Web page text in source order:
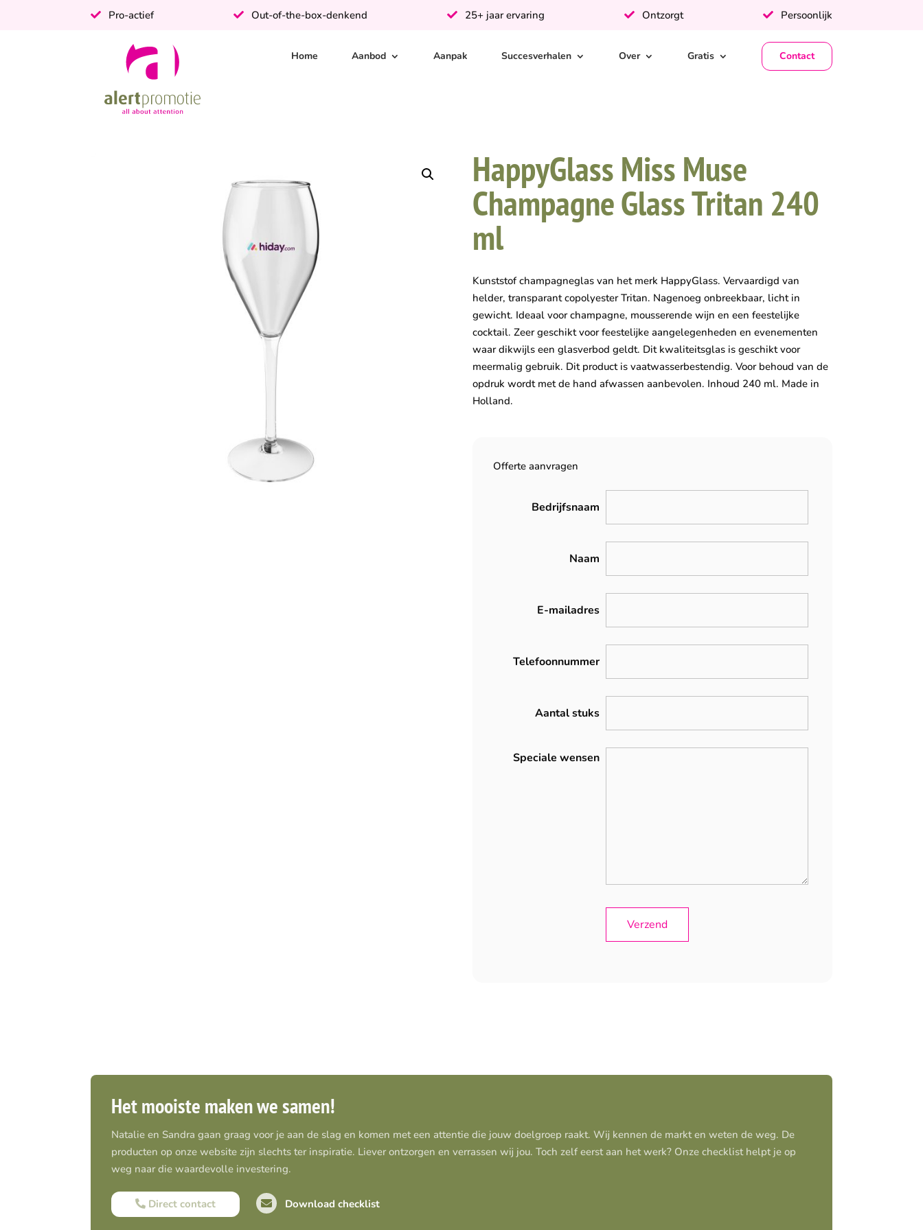
Pro-actief Out-of-the-box-denkend 25+ jaar ervaring Ontzorgt Persoonlijk
Home Aanbod Aanpak Succesverhalen Over Gratis Contact
HappyGlass Miss Muse
Champagne Glass Tritan 240
ml
Kunststof champagneglas van het merk HappyGlass. Vervaardigd van
helder, transparant copolyester Tritan. Nagenoeg onbreekbaar, licht in
gewicht. Ideaal voor champagne, mousserende wijn en een feestelijke
cocktail. Zeer geschikt voor feestelijke aangelegenheden en evenementen
waar dikwijls een glasverbod geldt. Dit kwaliteitsglas is geschikt voor
meermalig gebruik. Dit product is vaatwasserbestendig. Voor behoud van de
opdruk wordt met de hand afwassen aanbevolen. Inhoud 240 ml. Made in
Holland.
Offerte aanvragen
Bedrijfsnaam
Naam
E-mailadres
Telefoonnummer
Aantal stuks
Speciale wensen
Het mooiste maken we samen!
Natalie en Sandra gaan graag voor je aan de slag en komen met een attentie die jouw doelgroep raakt. Wij kennen de markt en weten de weg. De
producten op onze website zijn slechts ter inspiratie. Liever ontzorgen en verrassen wij jou. Toch zelf eerst aan het werk? Onze checklist helpt je op
weg naar die waardevolle investering.
Direct contact Download checklist